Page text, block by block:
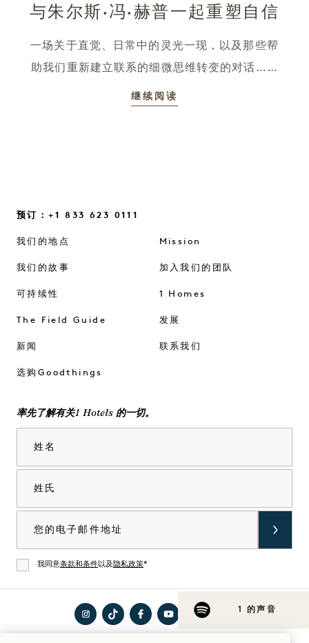
与朱尔斯·冯·赫普一起重塑自信
一场关于直觉、日常中的灵光一现，以及那些帮
助我们重新建立联系的细微思维转变的对话……
继续阅读
1 的声音
预订：+1 833 623 0111
我们的地点
我们的故事
可持续性
The Field Guide
新闻
选购Goodthings
Mission
加入我们的团队
1 Homes
发展
联系我们
率先了解有关1 Hotels 的一切。
同意
我同意条款和条件以及 隐私政策*